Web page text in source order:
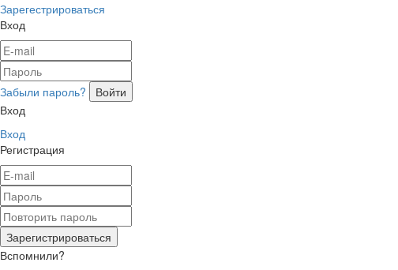
Зарегестрироваться
Вход
Забыли пароль?
Вход
Вход
Регистрация
Вспомнили?